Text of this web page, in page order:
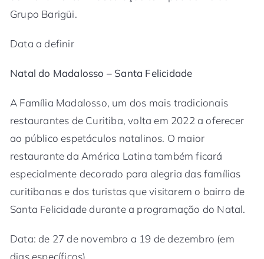
Grupo Barigüi.
Data a definir
Natal do Madalosso – Santa Felicidade
A Família Madalosso, um dos mais tradicionais
restaurantes de Curitiba, volta em 2022 a oferecer
ao público espetáculos natalinos. O maior
restaurante da América Latina também ficará
especialmente decorado para alegria das famílias
curitibanas e dos turistas que visitarem o bairro de
Santa Felicidade durante a programação do Natal.
Data: de 27 de novembro a 19 de dezembro (em
dias específicos)